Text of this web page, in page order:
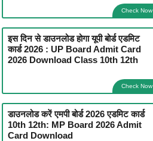
Check Now
इस दिन से डाउनलोड होगा यूपी बोर्ड एडमिट
कार्ड 2026 : UP Board Admit Card
2026 Download Class 10th 12th
Check Now
डाउनलोड करें एमपी बोर्ड 2026 एडमिट कार्ड
10th 12th: MP Board 2026 Admit
Card Download